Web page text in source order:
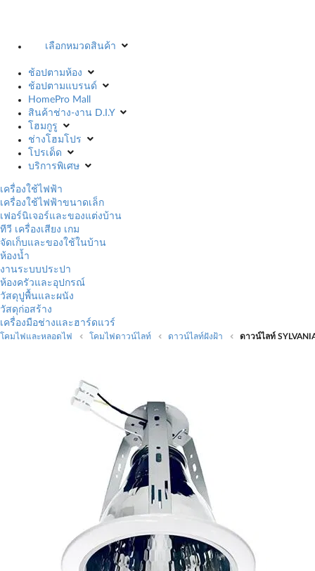
เลือกหมวดสินค้า
ช้อปตามห้อง
ช้อปตามแบรนด์
HomePro Mall
สินค้าช่าง-งาน D.I.Y
โฮมกูรู
ช่างโฮมโปร
โปรเด็ด
บริการพิเศษ
เครื่องใช้ไฟฟ้า
เครื่องใช้ไฟฟ้าขนาดเล็ก
เฟอร์นิเจอร์และของแต่งบ้าน
ทีวี เครื่องเสียง เกม
จัดเก็บและของใช้ในบ้าน
ห้องน้ำ
งานระบบประปา
ห้องครัวและอุปกรณ์
วัสดุปูพื้นและผนัง
วัสดุก่อสร้าง
เครื่องมือช่างและฮาร์ดแวร์
โคมไฟและหลอดไฟ โคมไฟดาวน์ไลท์ ดาวน์ไลท์ฝังฝ้า ดาวน์ไลท์